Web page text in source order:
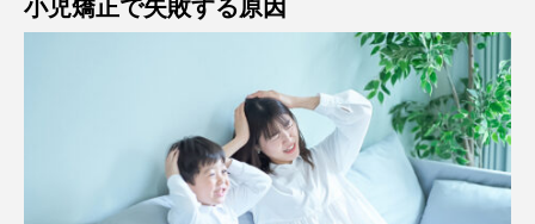
小児矯正で失敗する原因